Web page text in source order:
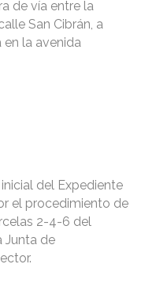
de vía entre la
San Cibrán, a
en la avenida
del Expediente
el procedimiento de
2-4-6 del
Junta de